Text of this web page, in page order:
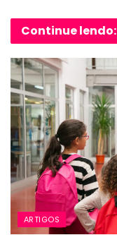
Continue lendo:
ARTIGOS